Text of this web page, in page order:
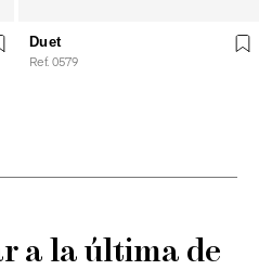
Duet
Ref. 0579
a la última de